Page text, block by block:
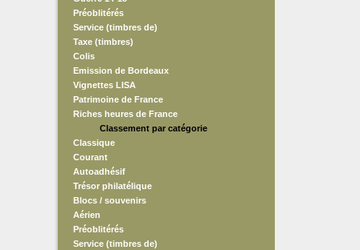
Préoblitérés
Service (timbres de)
Taxe (timbres)
Colis
Emission de Bordeaux
Vignettes LISA
Patrimoine de France
Riches heures de France
Classement par catégorie
Classique
Courant
Autoadhésif
Trésor philatélique
Blocs / souvenirs
Aérien
Préoblitérés
Service (timbres de)